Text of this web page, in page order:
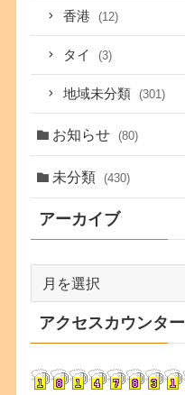
香港 (12)
タイ (3)
地域未分類 (301)
お知らせ (80)
未分類 (430)
アーカイブ
カ
イ
アクセスカウンター